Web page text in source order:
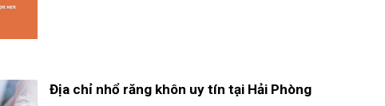
Địa chỉ nhổ răng khôn uy tín tại Hải Phòng